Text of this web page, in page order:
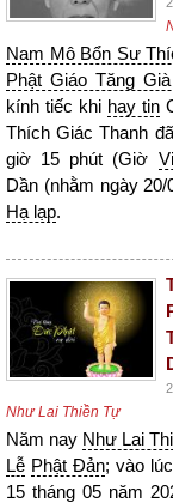
Nam Mô Bổn Sư
Phật Giáo Tăng
kính tiếc khi hay tin
Thích Giác Thanh
giờ 15 phút (Giờ
Dần (nhằm ngày
Hạ lạp.
Như Lai Thiền Tự
Năm nay Như Lai
Lễ Phật Đản; vào
15 tháng 05 năm